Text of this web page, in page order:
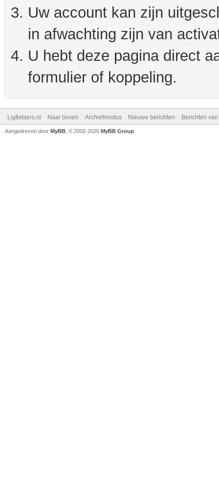
Uw account kan zijn
in afwachting zijn van
U hebt deze pagina direct
formulier of koppeling.
Ligfietsers.nl Naar boven Archiefmodus Nieuwe berichten Berichten
Aangedreven door MyBB , © 2002-2026 MyBB Group